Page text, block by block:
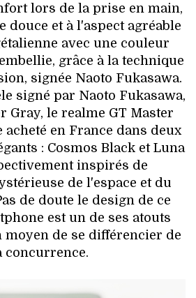
lors de la prise en main,
douce et à l'aspect agréable
avec une couleur
grâce à la technique
signée Naoto Fukasawa.
signé par Naoto Fukasawa,
Gray, le realme GT Master
en France dans deux
: Cosmos Black et Luna
inspirés de
de l'espace et du
de doute le design de ce
est un de ses atouts
moyen de se différencier de
concurrence.